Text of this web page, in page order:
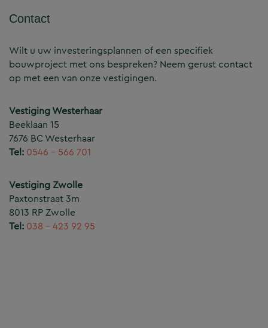
Contact
Wilt u uw investeringsplannen of een specifiek
bouwproject met ons bespreken? Neem gerust contact
op met een van onze vestigingen.
Vestiging Westerhaar
Beeklaan 15
7676 BC Westerhaar
Tel: 0546 – 566 701
Vestiging Zwolle
Paxtonstraat 3m
8013 RP Zwolle
Tel: 038 – 423 92 95